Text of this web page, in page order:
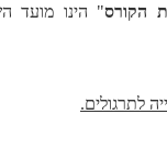
" הינו מועד השיעור